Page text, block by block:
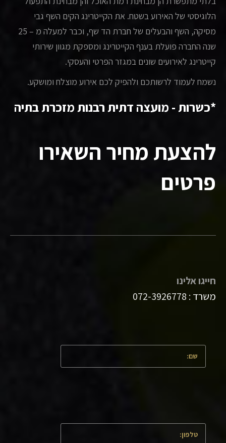
להצעת מחיר השאירו
פרטים
חייגו אלינו
משרד : 072-3926778
הלוגיסטי של האירוע בשטח. את הקייטרינג הקים השף גבי
מסיקה, השף והבעלים של חברת הד שף, וכבר למעלה מ – 25
שנה החברה פועלת בענף הקייטרינג ומספקת מגוון שירותי
קייטרינג לאירועים שונים במגזר הפרטי והעסקי.
נשמח לעמוד לרשותכם ולהפיק לכם אירוע מוצלח ומושקע.
*כשרות - מועצה דתית רבנות מזכרת בתיה